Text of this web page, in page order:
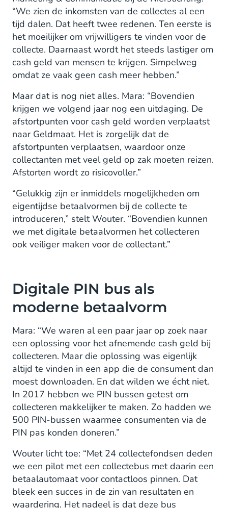
“We zien de inkomsten van de collectes al een
tijd dalen. Dat heeft twee redenen. Ten eerste is
het moeilijker om vrijwilligers te vinden voor de
collecte. Daarnaast wordt het steeds lastiger om
cash geld van mensen te krijgen. Simpelweg
omdat ze vaak geen cash meer hebben.”
Maar dat is nog niet alles. Mara: “Bovendien
krijgen we volgend jaar nog een uitdaging. De
afstortpunten voor cash geld worden verplaatst
naar Geldmaat. Het is zorgelijk dat de
afstortpunten verplaatsen, waardoor onze
collectanten met veel geld op zak moeten reizen.
Afstorten wordt zo risicovoller.”
“Gelukkig zijn er inmiddels mogelijkheden om
eigentijdse betaalvormen bij de collecte te
introduceren,” stelt Wouter. “Bovendien kunnen
we met digitale betaalvormen het collecteren
ook veiliger maken voor de collectant.”
Digitale PIN bus als
moderne betaalvorm
Mara: “We waren al een paar jaar op zoek naar
een oplossing voor het afnemende cash geld bij
collecteren. Maar die oplossing was eigenlijk
altijd te vinden in een app die de consument dan
moest downloaden. En dat wilden we écht niet.
In 2017 hebben we PIN bussen getest om
collecteren makkelijker te maken. Zo hadden we
500 PIN-bussen waarmee consumenten via de
PIN pas konden doneren.”
Wouter licht toe: “Met 24 collectefondsen deden
we een pilot met een collectebus met daarin een
betaalautomaat voor contactloos pinnen. Dat
bleek een succes in de zin van resultaten en
waardering. Het nadeel is dat deze bus